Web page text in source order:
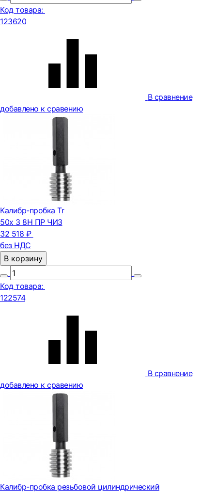
Код товара:
123620
В сравнение
добавлено к сравению
Калибр-пробка Tr
50х 3 8Н ПР ЧИЗ
32 518 ₽
без НДС
В корзину
Код товара:
122574
В сравнение
добавлено к сравению
Калибр-пробка резьбовой цилиндрический